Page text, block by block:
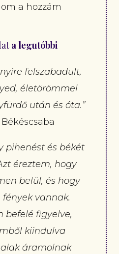
a hozzám
a legutóbbi
felszabadult,
életörömmel
után és óta.”
pihenést és békét
éreztem, hogy
belül, és hogy
vannak.
befelé figyelve,
kiindulva
áramolnak